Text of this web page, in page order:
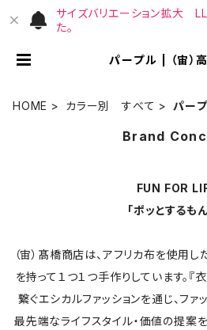
サイズバリエーション拡大
た。
パープル | （宙）
HOME カラー別 すべて パー
Brand
FUN FOR
「ポッとするも
（宙）髙橋商店は、アフリカ布を使用
を持って１つ１つ手作りしています。『
繋ぐエシカルファッションを通じ、フ
最先端なライフスタイル・価値の提案